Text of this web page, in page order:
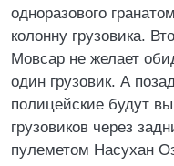
одноразового
колонну грузовика.
Мовсар не желает
один грузовик. А
полицейские будут
грузовиков через
пулеметом Насухан